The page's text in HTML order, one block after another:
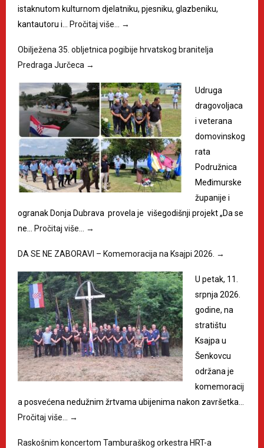
istaknutom kulturnom djelatniku, pjesniku, glazbeniku,
kantautoru i…
Pročitaj više… →
Obilježena 35. obljetnica pogibije hrvatskog branitelja
Predraga Jurčeca →
Udruga
dragovoljaca
i veterana
domovinskog
rata
Podružnica
Međimurske
županije i
ogranak Donja Dubrava provela je višegodišnji projekt „Da se
ne…
Pročitaj više… →
DA SE NE ZABORAVI – Komemoracija na Ksajpi 2026. →
U petak, 11.
srpnja 2026.
godine, na
stratištu
Ksajpa u
Šenkovcu
održana je
komemoracij
a posvećena nedužnim žrtvama ubijenima nakon završetka…
Pročitaj više…
→
Raskošnim koncertom Tamburaškog orkestra HRT-a